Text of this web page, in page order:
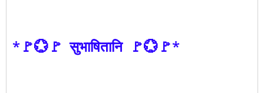
*🚩💮🚩 सुभाषितानि 🚩💮🚩*